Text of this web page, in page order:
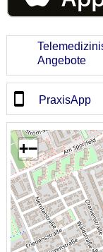
Angebote
PraxisApp
+−